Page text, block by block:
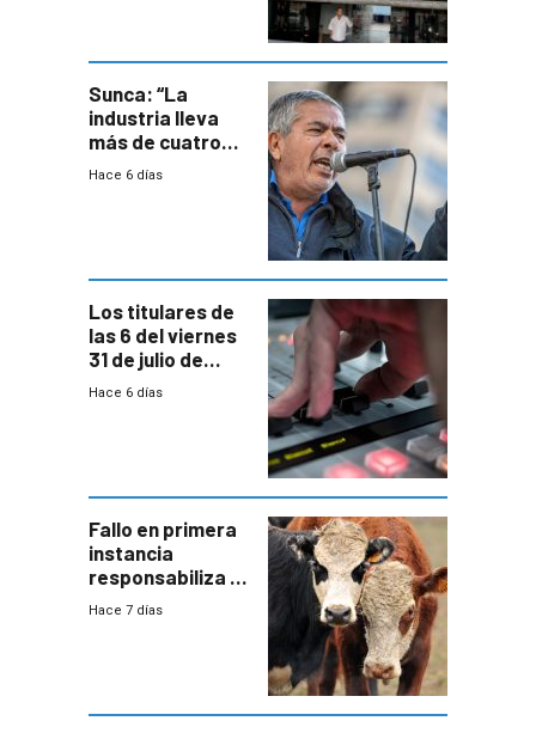
Sunca: “La
industria lleva
más de cuatro
meses sin
Hace 6 días
Los titulares de
las 6 del viernes
31 de julio de
2026
Hace 6 días
Fallo en primera
instancia
responsabiliza al
Estado por falta
Hace 7 días